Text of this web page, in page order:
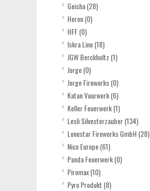
Geisha(28)
Heron(0)
HFF(0)
Iskra Line(18)
JGW Berckholtz (1)
Jorge(0)
Jorge Fireworks(0)
Katan Vuurwerk(6)
Keller Feuerwerk(1)
Lesli Silvesterzauber(134)
Lonestar Fireworks GmbH (28)
Nico Europe(61)
Panda Feuerwerk(0)
Piromax(10)
Pyro Produkt (8)